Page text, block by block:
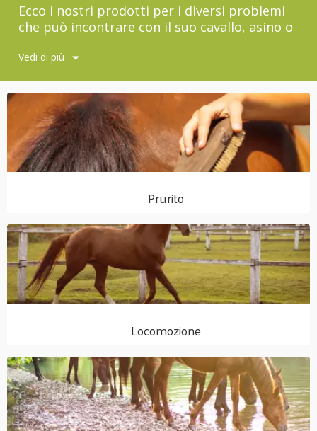
Ecco i nostri prodotti per i diversi problemi
che può incontrare con il suo cavallo, asino o
Vedi di più
Prurito
Locomozione